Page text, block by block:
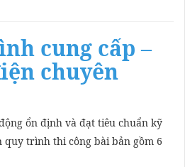
cung cấp –
chuyên
ổn định và đạt tiêu chuẩn kỹ
trình thi công bài bản gồm 6